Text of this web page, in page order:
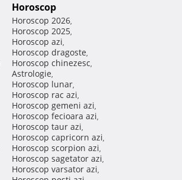
Horoscop
Horoscop 2026,
Horoscop 2025,
Horoscop azi,
Horoscop dragoste,
Horoscop chinezesc,
Astrologie,
Horoscop lunar,
Horoscop rac azi,
Horoscop gemeni azi,
Horoscop fecioara azi,
Horoscop taur azi,
Horoscop capricorn azi,
Horoscop scorpion azi,
Horoscop sagetator azi,
Horoscop varsator azi,